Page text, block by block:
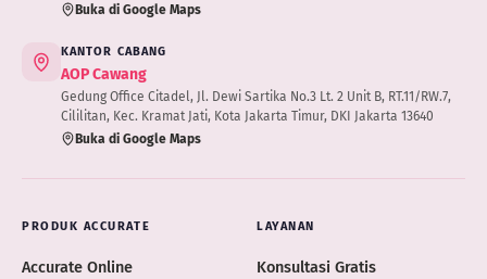
Buka di Google Maps
KANTOR CABANG
AOP Cawang
Gedung Office Citadel, Jl. Dewi Sartika No.3 Lt. 2 Unit B, RT.11/RW.7,
Cililitan, Kec. Kramat Jati, Kota Jakarta Timur, DKI Jakarta 13640
Buka di Google Maps
PRODUK ACCURATE
Accurate Online
LAYANAN
Konsultasi Gratis